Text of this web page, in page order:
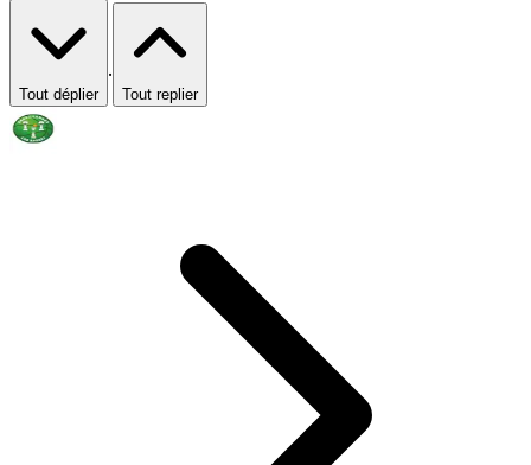
Tout déplier
·
Tout replier